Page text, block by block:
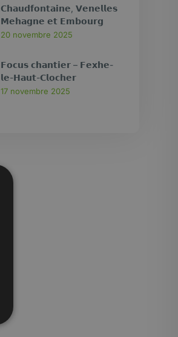
𝗖𝗵𝗮𝘂𝗱𝗳𝗼𝗻𝘁𝗮𝗶𝗻𝗲, 𝗩𝗲𝗻𝗲𝗹𝗹𝗲𝘀
𝗠𝗲𝗵𝗮𝗴𝗻𝗲 𝗲𝘁 𝗘𝗺𝗯𝗼𝘂𝗿𝗴
20 novembre 2025
𝗙𝗼𝗰𝘂𝘀 𝗰𝗵𝗮𝗻𝘁𝗶𝗲𝗿 – 𝗙𝗲𝘅𝗵𝗲-
𝗹𝗲-𝗛𝗮𝘂𝘁-𝗖𝗹𝗼𝗰𝗵𝗲𝗿
17 novembre 2025